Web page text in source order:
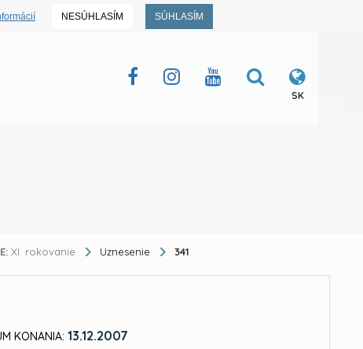
NESÚHLASÍM SÚHLASÍM
SK
XI. rokovanie Uznesenie 341
KONANIA: 13.12.2007